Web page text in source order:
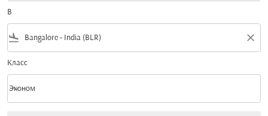
В
flight_land close
Класс
Класс option Эконом Selected
Эконом
keyboard_arrow_down